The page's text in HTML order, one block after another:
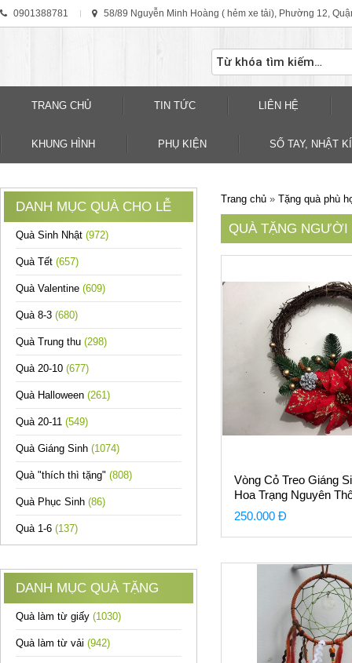
0901388781 58/89 Nguyễn Minh Hoàng ( hẻm xe tải), Phường 12,
TRANG CHỦ TIN TỨC LIÊN HỆ
KHUNG HÌNH PHỤ KIỆN SỐ TAY, NHẬT KÍ
DANH MỤC QUÀ CHO LỄ
Quà Sinh Nhật (972)
Quà Tết (657)
Quà Valentine (609)
Quà 8-3 (680)
Quà Trung thu (298)
Quà 20-10 (677)
Quà Halloween (261)
Quà 20-11 (549)
Quà Giáng Sinh (1074)
Quà "thích thì tặng" (808)
Quà Phục Sinh (86)
Quà 1-6 (137)
DANH MỤC QUÀ TẶNG
Quà làm từ giấy (1030)
Quà làm từ vải (942)
Trang chủ» Tặng quà phù
QUÀ TẶNG NGƯỜI
Vòng Cỏ Treo Giáng
Hoa Trạng Nguyên
Bạc
250.000 Đ